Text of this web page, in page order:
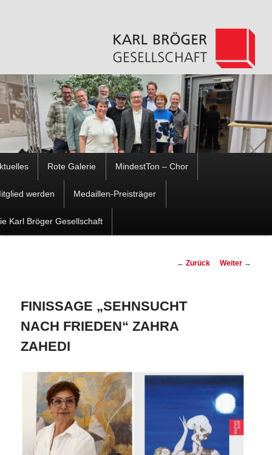
Zum
wechseln
Zum
Inhalt
Rote Galerie MindestTon – Chor
werden Medaillen-Preisträger
Karl Bröger Gesellschaft
Beitragsnavigation
← Zurück Weiter →
FINISSAGE „SEHNSUCHT
NACH FRIEDEN“ ZAHRA
ZAHEDI